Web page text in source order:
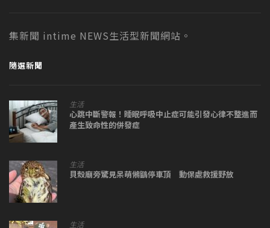
集新聞 intime NEWS生活型新聞網站。
隨選新聞
生活
心跳中斷警報！睡眠呼吸中止症可能引發心律不整進而
產生致命性的併發症
生活
貝殼廟旁驚見呆萌鵂鶹停車頂 動保處救援野放
生活